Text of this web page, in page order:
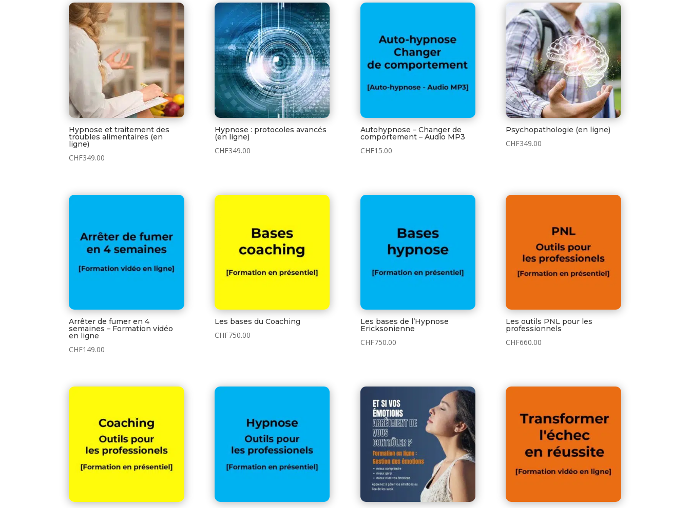
Hypnose et traitement des
troubles alimentaires (en
ligne)
CHF349.00
Hypnose : protocoles avancés
(en ligne)
CHF349.00
Autohypnose – Changer de
comportement – Audio MP3
CHF15.00
Psychopathologie (en ligne)
CHF349.00
Arrêter de fumer en 4
semaines – Formation vidéo
en ligne
CHF149.00
Les bases du Coaching
CHF750.00
Les bases de l’Hypnose
Ericksonienne
CHF750.00
Les outils PNL pour les
professionnels
CHF660.00